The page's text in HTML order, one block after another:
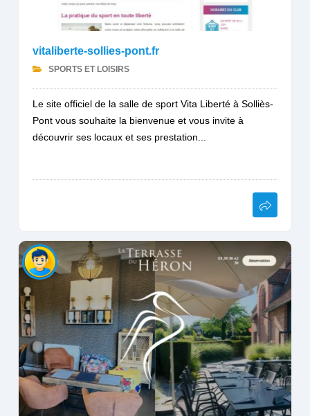
vitaliberte-sollies-pont.fr
SPORTS ET LOISIRS
Le site officiel de la salle de sport Vita Liberté à Solliès-
Pont vous souhaite la bienvenue et vous invite à
découvrir ses locaux et ses prestation...